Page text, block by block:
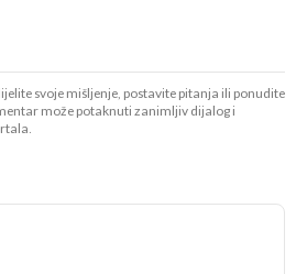
svoje mišljenje, postavite pitanja ili ponudite
može potaknuti zanimljiv dijalog i